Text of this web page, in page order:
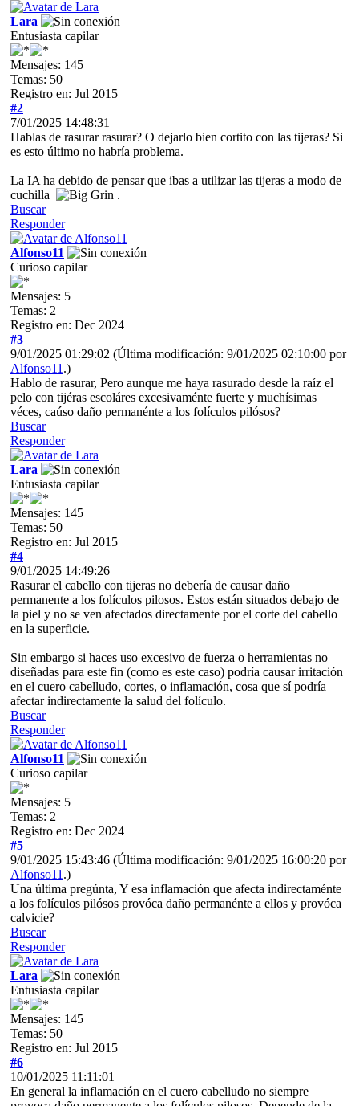
Lara
Entusiasta capilar
Mensajes: 145
Temas: 50
Registro en: Jul 2015
#2
7/01/2025 14:48:31
Hablas de rasurar rasurar? O dejarlo bien cortito con las tijeras? Si
es esto último no habría problema.
La IA ha debido de pensar que ibas a utilizar las tijeras a modo de
cuchilla
.
Buscar
Responder
Alfonso11
Curioso capilar
Mensajes: 5
Temas: 2
Registro en: Dec 2024
#3
9/01/2025 01:29:02 (Última modificación: 9/01/2025 02:10:00 por
Alfonso11 .)
Hablo de rasurar, Pero aunque me haya rasurado desde la raíz el
pelo con tijéras escoláres excesivaménte fuerte y muchísimas
véces, caúso daño permanénte a los folículos pilósos?
Buscar
Responder
Lara
Entusiasta capilar
Mensajes: 145
Temas: 50
Registro en: Jul 2015
#4
9/01/2025 14:49:26
Rasurar el cabello con tijeras no debería de causar daño
permanente a los folículos pilosos. Estos están situados debajo de
la piel y no se ven afectados directamente por el corte del cabello
en la superficie.
Sin embargo si haces uso excesivo de fuerza o herramientas no
diseñadas para este fin (como es este caso) podría causar irritación
en el cuero cabelludo, cortes, o inflamación, cosa que sí podría
afectar indirectamente la salud del folículo.
Buscar
Responder
Alfonso11
Curioso capilar
Mensajes: 5
Temas: 2
Registro en: Dec 2024
#5
9/01/2025 15:43:46 (Última modificación: 9/01/2025 16:00:20 por
Alfonso11 .)
Una última pregúnta, Y esa inflamación que afecta indirectaménte
a los folículos pilósos provóca daño permanénte a ellos y provóca
calvicie?
Buscar
Responder
Lara
Entusiasta capilar
Mensajes: 145
Temas: 50
Registro en: Jul 2015
#6
10/01/2025 11:11:01
En general la inflamación en el cuero cabelludo no siempre